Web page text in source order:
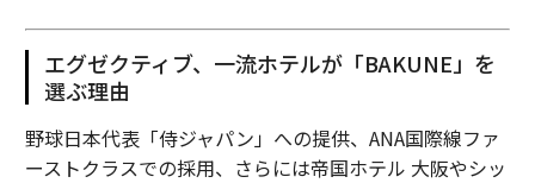
エグゼクティブ、一流ホテルが「BAKUNE」を
選ぶ理由
野球日本代表「侍ジャパン」への提供、ANA国際線ファ
ーストクラスでの採用、さらには帝国ホテル 大阪やシッ